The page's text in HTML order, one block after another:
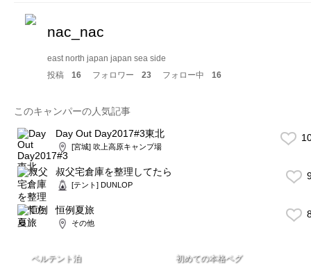
nac_nac
east north japan japan sea side
投稿
16 フォロワー 23 フォロー中 16
このキャンパーの人気記事
Day Out Day2017#3東北
[宮城] 吹上高原キャンプ場
叔父宅倉庫を整理してたら
[テント] DUNLOP
恒例夏旅
その他
ベルテント泊 初めての本格ペグ